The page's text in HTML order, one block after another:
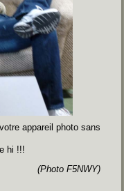
appareil photo sans
hi !!!
(Photo F5NWY)